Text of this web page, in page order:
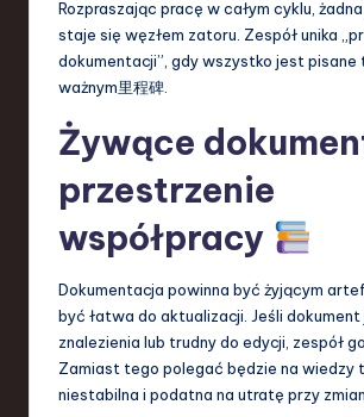
Rozpraszając pracę w całym cyklu,
staje się węzłem zatoru. Zespół unika
dokumentacji”, gdy wszystko jest pisane
ważnym里程碑.
Żywące
przestrzenie
współpracy
Dokumentacja powinna być żyjącym
być łatwa do aktualizacji. Jeśli
znalezienia lub trudny do edycji, zespół
Zamiast tego polegać będzie na wiedzy
niestabilna i podatna na utratę przy